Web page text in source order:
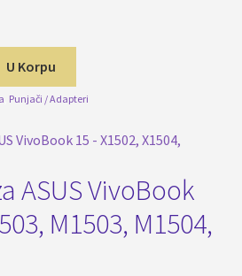
U Korpu
Punjači / Adapteri
ASUS VivoBook
M1503, M1504,